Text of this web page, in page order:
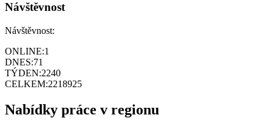
Návštěvnost
Návštěvnost:
ONLINE:1
DNES:71
TÝDEN:2240
CELKEM:2218925
Nabídky práce v regionu